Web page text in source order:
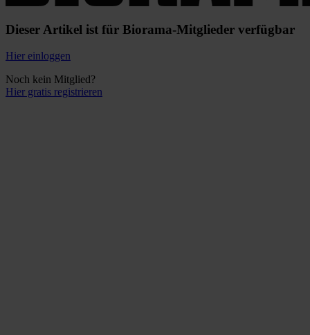
Dieser Artikel ist für Biorama-Mitglieder verfügbar
Hier einloggen
Noch kein Mitglied?
Hier gratis registrieren